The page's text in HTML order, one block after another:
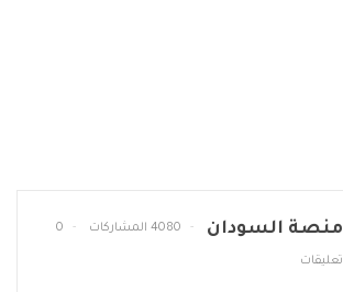
منصة السودان 4080 المشاركات 0
تعليقات